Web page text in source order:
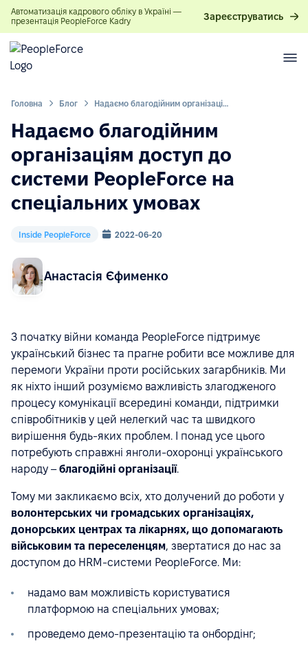
Автоматизація кадрового обліку в Україні —
презентація PeopleForce Kadry
Зареєструватись
Головна Блог Надаємо благодійним організаціям доступ до системи PeopleForce на спеціальних умовах
Надаємо благодійним
організаціям доступ до
системи PeopleForce на
спеціальних умовах
Inside PeopleForce 2022-06-20
Анастасія Єфименко
З початку війни команда PeopleForce підтримує
український бізнес та прагне робити все можливе для
перемоги України проти російських загарбників. Ми
як ніхто інший розуміємо важливість злагодженого
процесу комунікації всередині команди, підтримки
співробітників у цей нелегкий час та швидкого
вирішення будь-яких проблем. І понад усе цього
потребують справжні янголи-охоронці українського
народу –благодійні організації.
Тому ми закликаємо всіх, хто долучений до роботи у
волонтерських чи громадських організаціях,
донорських центрах та лікарнях, що допомагають
військовим та переселенцям, звертатися до нас за
доступом до HRM-системи PeopleForce. Ми:
надамо вам можливість користуватися
платформою на спеціальних умовах;
проведемо демо-презентацію та онбордінг;